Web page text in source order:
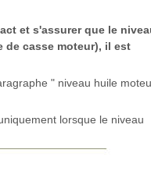
et s'assurer que le
de casse moteur), il est
" niveau huile
lorsque le niveau